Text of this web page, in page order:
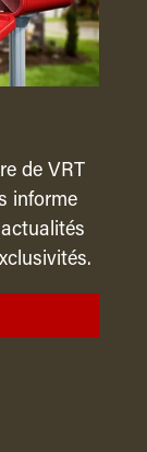
de VRT
informe